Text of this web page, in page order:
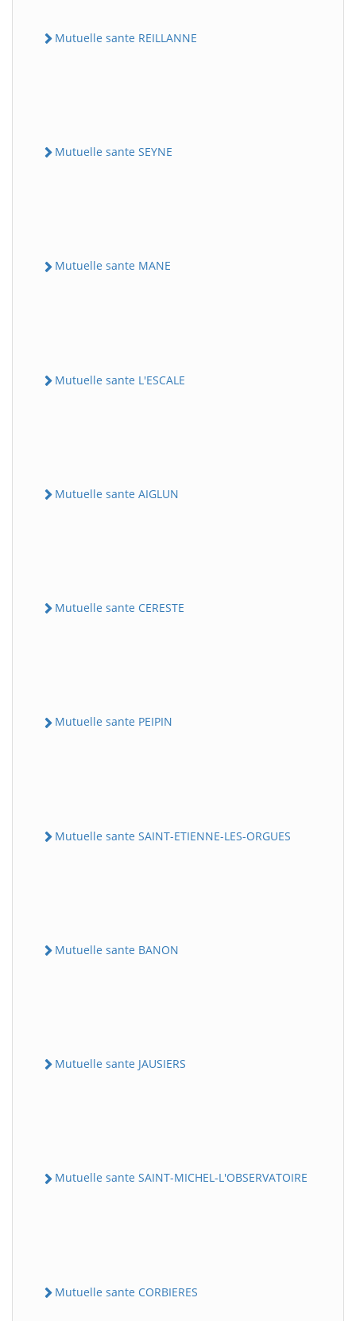
Mutuelle sante REILLANNE
Mutuelle sante SEYNE
Mutuelle sante MANE
Mutuelle sante L'ESCALE
Mutuelle sante AIGLUN
Mutuelle sante CERESTE
Mutuelle sante PEIPIN
Mutuelle sante SAINT-ETIENNE-LES-ORGUES
Mutuelle sante BANON
Mutuelle sante JAUSIERS
Mutuelle sante SAINT-MICHEL-L'OBSERVATOIRE
Mutuelle sante CORBIERES